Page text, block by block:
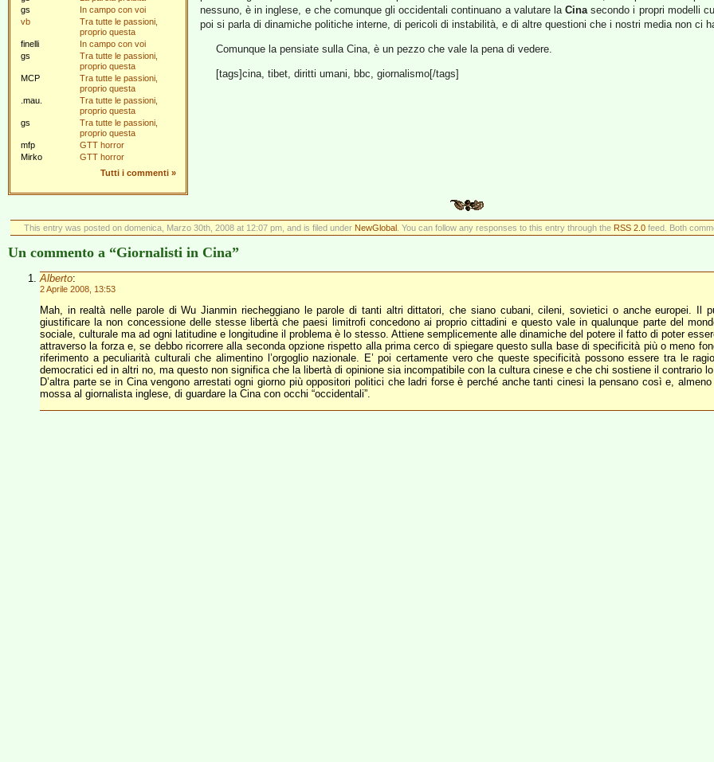
gs
In campo con voi
vb
Tra tutte le passioni,
proprio questa
finelli
In campo con voi
gs
Tra tutte le passioni,
proprio questa
MCP
Tra tutte le passioni,
proprio questa
.mau.
Tra tutte le passioni,
proprio questa
gs
Tra tutte le passioni,
proprio questa
mfp
GTT horror
Mirko
GTT horror
Tutti i commenti »
nessuno, è in inglese, e che comunque gli occidentali continuano a valutare laCinasecondo i propri modelli
poi si parla di dinamiche politiche interne, di pericoli di instabilità, e di altre questioni che i nostri media non ci
Comunque la pensiate sulla Cina, è un pezzo che vale la pena di vedere.
[tags]cina, tibet, diritti umani, bbc, giornalismo[/tags]
This entry was posted on domenica, Marzo 30th, 2008 at 12:07 pm, and is filed under NewGlobal. You can follow any responses to this entry through the RSS 2.0feed. Both
Un commento a “Giornalisti in Cina”
Alberto:
2 Aprile 2008, 13:53
Mah, in realtà nelle parole di Wu Jianmin riecheggiano le parole di tanti altri dittatori, che siano cubani, cileni, sovietici o anche europei. Il
giustificare la non concessione delle stesse libertà che paesi limitrofi concedono ai proprio cittadini e questo vale in qualunque parte del
sociale, culturale ma ad ogni latitudine e longitudine il problema è lo stesso. Attiene semplicemente alle dinamiche del potere il fatto di poter
attraverso la forza e, se debbo ricorrere alla seconda opzione rispetto alla prima cerco di spiegare questo sulla base di specificità più o meno
riferimento a peculiarità culturali che alimentino l’orgoglio nazionale. E’ poi certamente vero che queste specificità possono essere tra le
democratici ed in altri no, ma questo non significa che la libertà di opinione sia incompatibile con la cultura cinese e che chi sostiene il contrario
D’altra parte se in Cina vengono arrestati ogni giorno più oppositori politici che ladri forse è perché anche tanti cinesi la pensano così e,
mossa al giornalista inglese, di guardare la Cina con occhi “occidentali”.